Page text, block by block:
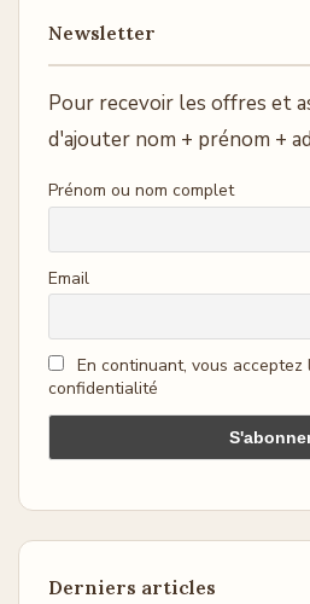
Newsletter
Pour recevoir les offres et
d'ajouter nom + prénom +
Prénom ou nom complet
Email
En continuant, vous
confidentialité
Derniers articles